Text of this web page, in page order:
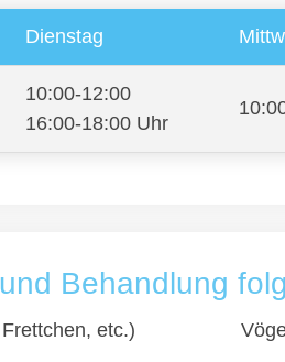
Dienstag
10:00-12:00
16:00-18:00 Uhr
Behandlung
etc.)